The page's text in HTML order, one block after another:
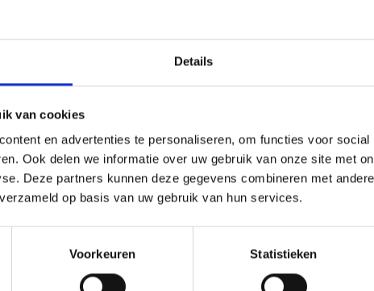
Details
van cookies
en advertenties te personaliseren, om functies voor social
Ook delen we informatie over uw gebruik van onze site met
Deze partners kunnen deze gegevens combineren met
op basis van uw gebruik van hun services.
Voorkeuren Statistieken
P009 – Judo
3.95 incl. BTW
Bestellen
€8.40 Oorspronkelijke
prijs
was:
€8.40.
€6.90 Huidige
prijs
is:
€6.90.
incl. BTW
Opties selecteren
Dit
heeft
meerdere